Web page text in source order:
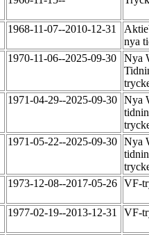
1968-11-07--2010-12-31
nya
1970-11-06--2025-09-30
Nya
1971-04-29--2025-09-30 Nya
1971-05-22--2025-09-30 Nya
1973-12-08--2017-05-26 VF-
1977-02-19--2013-12-31 VF-